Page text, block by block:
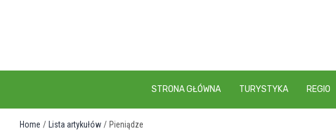
STRONA GŁÓWNA TURYSTYKA REGIO
Home Lista artykułów Pieniądze